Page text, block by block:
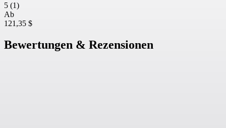
5 (1)
Ab
121,35 $
Bewertungen & Rezensionen